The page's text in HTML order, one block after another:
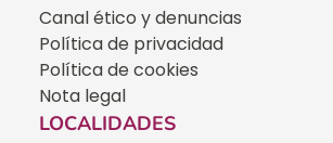
Canal ético y denuncias
Política de privacidad
Política de cookies
Nota legal
LOCALIDADES